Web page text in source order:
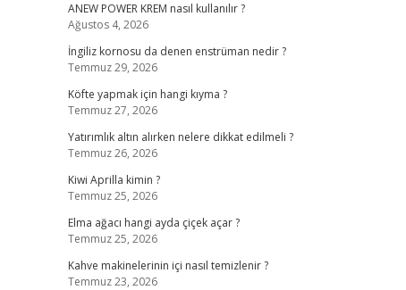
ANEW POWER KREM nasıl kullanılır ?
Ağustos 4, 2026
İngiliz kornosu da denen enstrüman nedir ?
Temmuz 29, 2026
Köfte yapmak için hangi kıyma ?
Temmuz 27, 2026
Yatırımlık altın alırken nelere dikkat edilmeli ?
Temmuz 26, 2026
Kiwi Aprilla kimin ?
Temmuz 25, 2026
Elma ağacı hangi ayda çiçek açar ?
Temmuz 25, 2026
Kahve makinelerinin içi nasıl temizlenir ?
Temmuz 23, 2026